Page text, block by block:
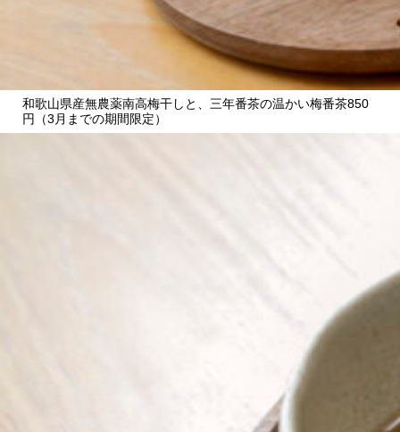
MAIN MENU
SERIES
和歌山県産無農薬南高梅干しと、三年番茶の温かい梅番茶850
円（3月までの期間限定）